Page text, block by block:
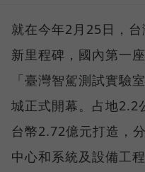
就在今年2月25日，
新里程碑，國內第一
「臺灣智駕測試實驗
城正式開幕。占地2.2
台幣2.72億元打造，
中心和系統及設備工